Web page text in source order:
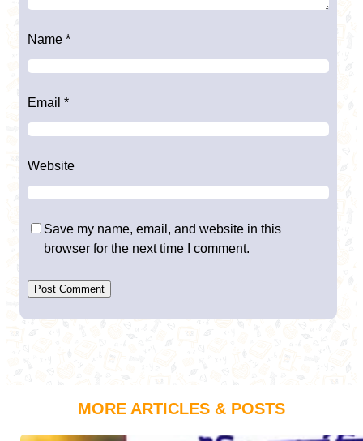
Name *
Email *
Website
Save my name, email, and website in this
browser for the next time I comment.
MORE ARTICLES & POSTS